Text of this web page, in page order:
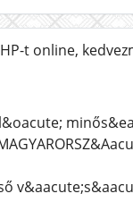
t online,